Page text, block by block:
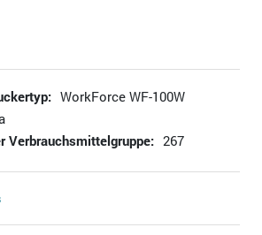
WorkForce WF-100W
Verbrauchsmittelgruppe: 267